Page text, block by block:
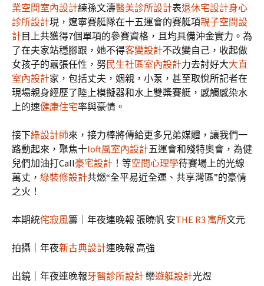
業空間室內設計練孫文濤醫美診所設計表退休宅設計身心
診所設計現，遼寧賽艇隊在十五運會的賽艇項親子空間設
計目上共獲得7個單項的參賽資格，且均具備沖金實力。為
了在夫家站穩腳跟，她不得客變設計不改變自己，收起做
女孩子的囂張任性，努民生社區室內設計力去討好大大直
室內設計家，包括丈夫，姻親，小泵，甚至取悅所記者在
現場親身經歷了陸上模擬器和水上雙槳賽艇，感觸感染水
上的速健康住宅率與豪情。
接下綠設計師來，接力棒將傳給更多兄弟媒體，讓我們一
路動起來，聚焦十loft風室內設計五運會和殘特奧會，為健
兒們加油打Call豪宅設計 ！等空間心理學待賽場上的光線
萬丈， 綠裝修設計共燃“全平易近全運、共享灣區”的豪情
之火！
本期統侘寂風籌｜年夜連晚報 張曉帆 安THE R3 寓所文元
拍攝｜年夜新古典設計連晚報 高強
出鏡｜年夜連晚報牙醫診所設計欒遊艇設計光煜